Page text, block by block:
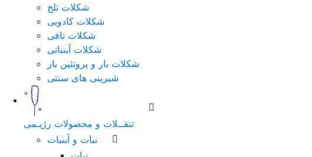
شکلات تلخ
شکلات کادویی
شکلات تافی
شکلات آبنباتی
شکلات بار و پروتئین بار
شیرینی های سنتی
تنقــلات و محصولات رژیـمی
نبات و آبنبات
شماره
همراه